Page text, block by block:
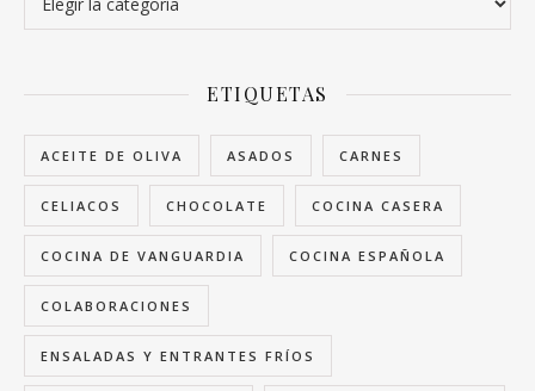
ETIQUETAS
ACEITE DE OLIVA ASADOS CARNES
CELIACOS CHOCOLATE COCINA CASERA
COCINA DE VANGUARDIA COCINA ESPAÑOLA
COLABORACIONES
ENSALADAS Y ENTRANTES FRÍOS